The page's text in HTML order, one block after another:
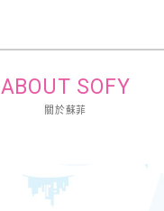
ABOUT SOFY
關於蘇菲